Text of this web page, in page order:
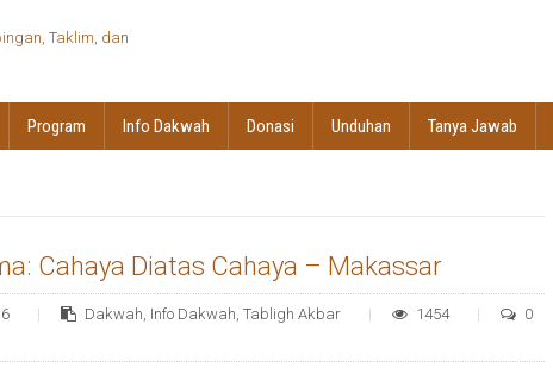
Program Info Dakwah Donasi Unduhan Tanya Jawab
Cahaya Diatas Cahaya – Makassar
Dakwah, Info Dakwah, Tabligh Akbar 1454
0